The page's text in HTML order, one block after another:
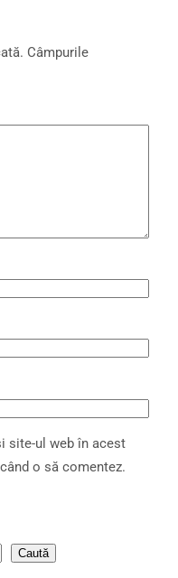
Câmpurile
site-ul web în acest
o să comentez.
Caută